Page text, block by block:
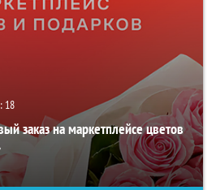
18
заказ на маркетплейсе цветов